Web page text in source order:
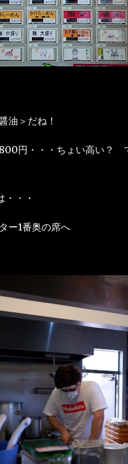
油＞だね！
円・・・ちょい高い？
・・
ー1番奥の席へ